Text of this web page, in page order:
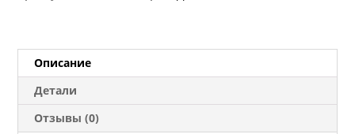
ST10
2800x2070
18
Описание
Детали
Отзывы (0)